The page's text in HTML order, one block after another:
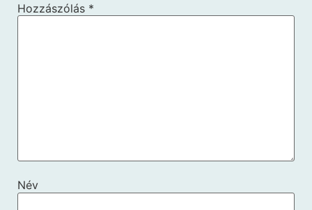
Hozzászólás *
Név